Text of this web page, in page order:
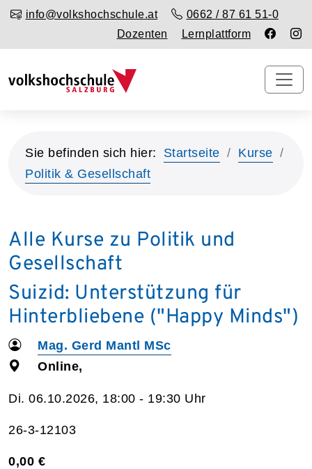
info@volkshochschule.at
0662 / 87 61 51-0
Dozenten
Lernplattform
Sie befinden sich hier: Startseite
Kurse
Politik & Gesellschaft
Alle Kurse zu Politik und
Gesellschaft
Suizid: Unterstützung für
Hinterbliebene ("Happy Minds")
Mag. Gerd Mantl MSc
Online,
Di. 06.10.2026, 18:00 - 19:30 Uhr
26-3-12103
0,00 €